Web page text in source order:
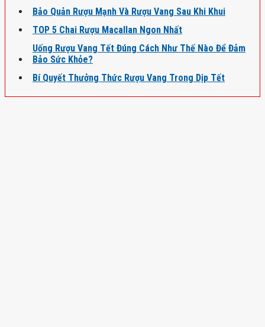
Bảo Quản Rượu Mạnh Và Rượu Vang Sau Khi Khui
TOP 5 Chai Rượu Macallan Ngon Nhất
Uống Rượu Vang Tết Đúng Cách Như Thế Nào Để Đảm
Bảo Sức Khỏe?
Bí Quyết Thưởng Thức Rượu Vang Trong Dịp Tết